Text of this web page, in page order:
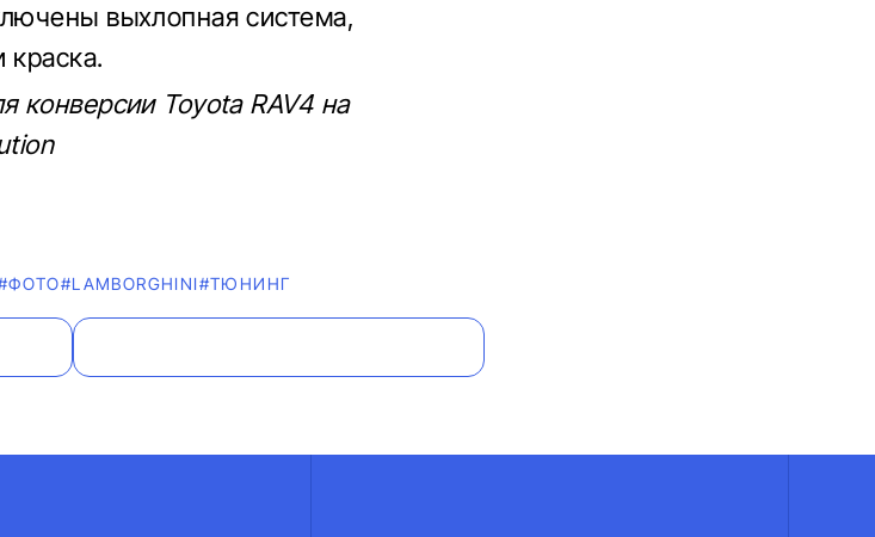
выхлопная система,
краска.
конверсии Toyota RAV4 на
#LAMBORGHINI#ТЮНИНГ